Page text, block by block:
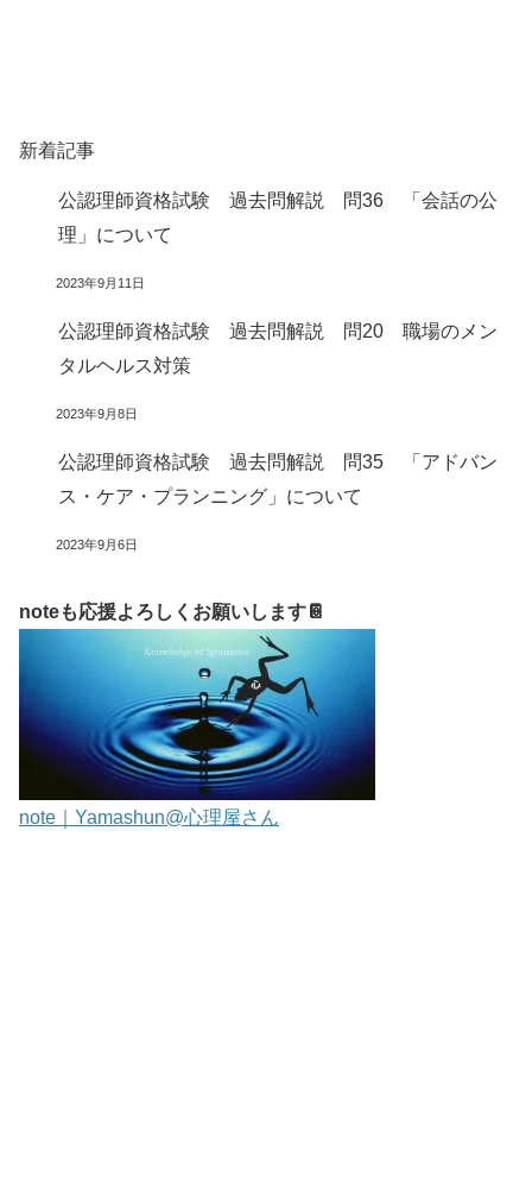
新着記事
公認理師資格試験 過去問解説 問36 「会話の公
理」について
2023年9月11日
公認理師資格試験 過去問解説 問20 職場のメン
タルヘルス対策
2023年9月8日
公認理師資格試験 過去問解説 問35 「アドバン
ス・ケア・プランニング」について
2023年9月6日
noteも応援よろしくお願いします📔
note｜Yamashun@心理屋さん